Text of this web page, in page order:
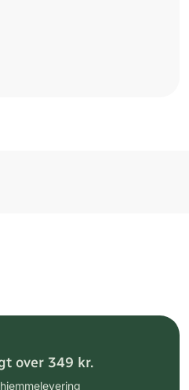
over 349 kr.